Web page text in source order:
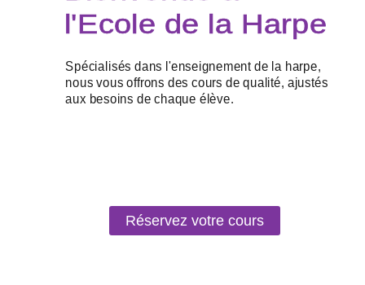
Réservez votre cours